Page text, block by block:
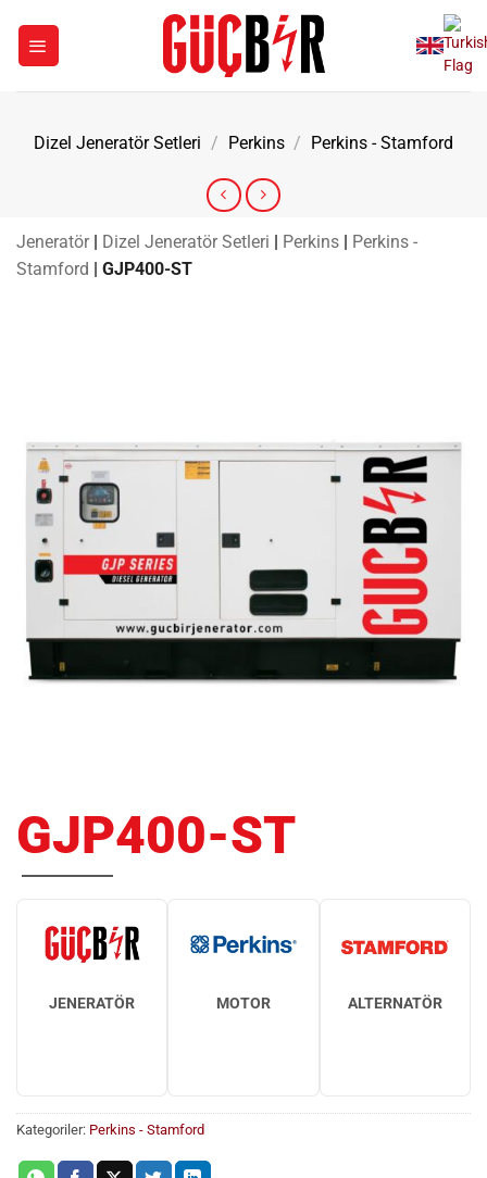
Dizel Jeneratör Setleri / Perkins / Perkins - Stamford
Jeneratör | Dizel Jeneratör Setleri | Perkins | Perkins -
Stamford | GJP400-ST
GJP400-ST
JENERATÖR MOTOR ALTERNATÖR
Kategoriler: Perkins - Stamford